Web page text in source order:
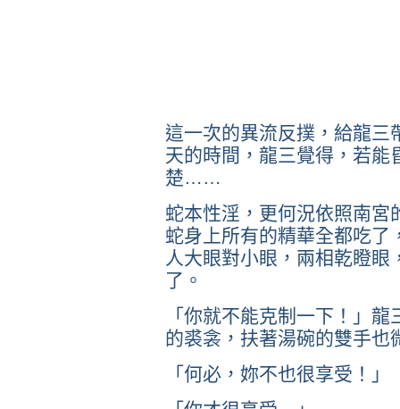
這一次的異流反撲，給龍三
天的時間，龍三覺得，若能
楚……
蛇本性淫，更何況依照南宮
蛇身上所有的精華全都吃了
人大眼對小眼，兩相乾瞪
了。
「你就不能克制一下！」
的裘衾，扶著湯碗的雙手也
「何必，妳不也很享受！」